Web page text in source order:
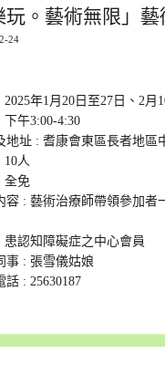
玩。藝術無限」
24
2025年1月20日至27日、2
下午3:00-4:30
地址 : 耆康會東區長者地區
10人
全免
容 : 藝術治療師帶領參加者
患認知障礙症之中心會員
事 : 張雪儀姑娘
話 : 25630187